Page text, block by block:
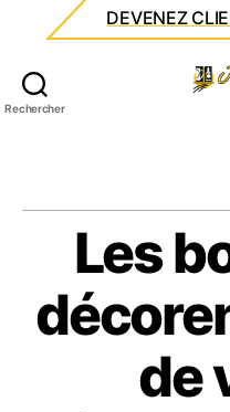
DEVENEZ
Rechercher
Les
de